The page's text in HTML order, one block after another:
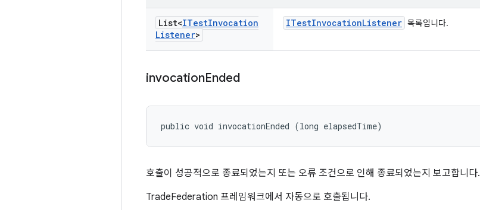
List<ITestInvocation
Listener>
ITestInvocationListener 목록입니다.
invocationEnded
public void invocationEnded (long elapsedTime)
호출이 성공적으로 종료되었는지 또는 오류 조건으로 인해 종료되었는지 보고합니다.
TradeFederation 프레임워크에서 자동으로 호출됩니다.